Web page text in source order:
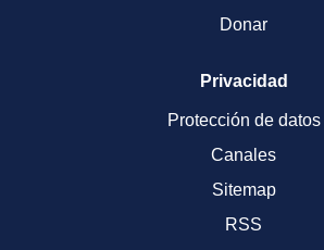
Donar
Privacidad
Protección de datos
Canales
Sitemap
RSS